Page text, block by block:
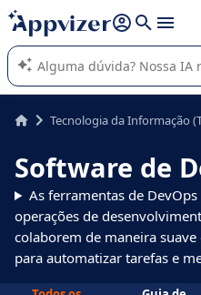
de nossa IA (várias linhas com
A IA do Appvizer o orienta no
SaaS para sua empresa.
Tecnologia da Informação
Software de
As ferramentas de
operações de
colaborem de maneira suave
para automatizar tarefas e